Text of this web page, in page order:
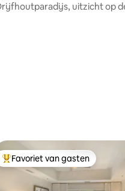
van 4,91 uit 5, 105
uitzicht op
Topfavoriet van gasten
Favoriet van gasten